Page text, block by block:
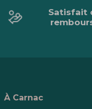
Satisfait
À Carnac